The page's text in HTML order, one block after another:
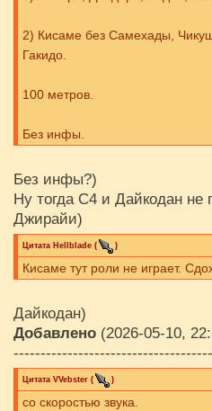
2) Кисаме без Самехады,
Гакидо.
100 метров.
Без инфы.
Без инфы?)
Ну тогда С4 и Дайкодан не
Джирайи)
Цитата Hellblade ( )
Кисаме тут роли не играет.
Дайкодан)
Добавлено (2026-05-10,
Цитата VVebster ( )
со скоростью звука.